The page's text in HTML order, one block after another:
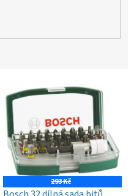
293 Kč